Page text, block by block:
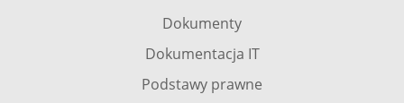
Dokumenty
Dokumentacja IT
Podstawy prawne